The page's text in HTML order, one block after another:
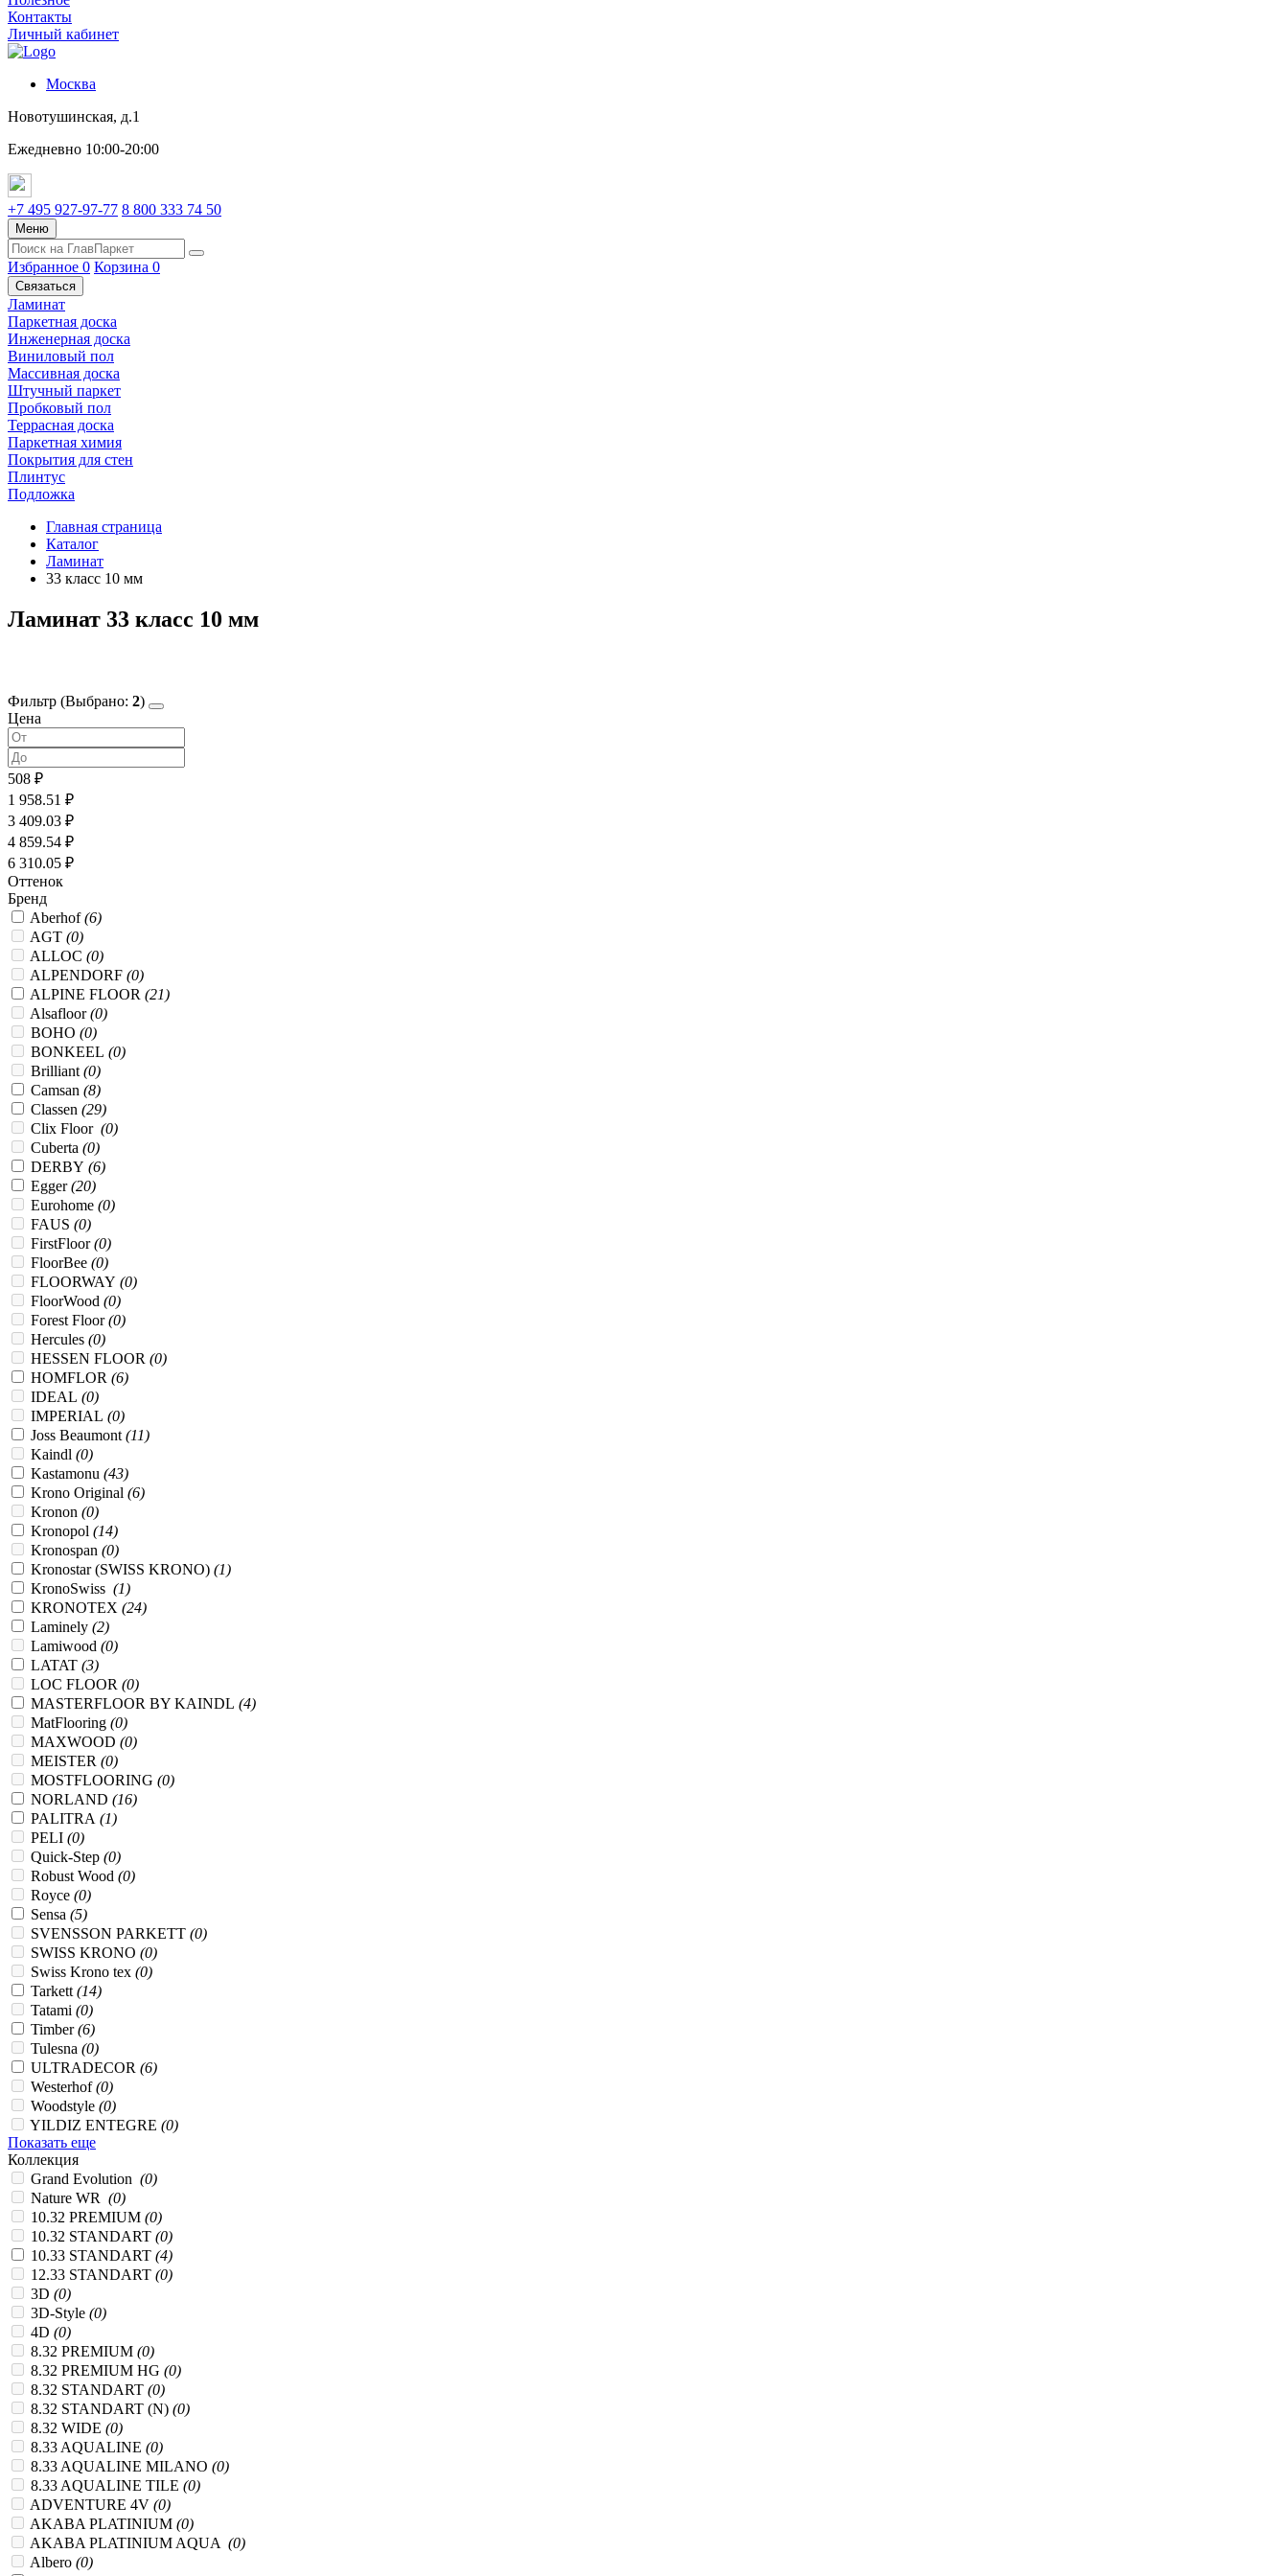
Контакты
Личный кабинет
Москва
Новотушинская, д.1
Ежедневно 10:00-20:00
+7 495 927-97-77 8 800 333 74 50
Меню
Избранное 0 Корзина 0
Связаться
Ламинат
Паркетная доска
Инженерная доска
Виниловый пол
Массивная доска
Штучный паркет
Пробковый пол
Террасная доска
Паркетная химия
Покрытия для стен
Плинтус
Подложка
Главная страница
Каталог
Ламинат
33 класс 10 мм
Ламинат 33 класс 10 мм
Фильтр (Выбрано: 2)
Цена
508 ₽
1 958.51 ₽
3 409.03 ₽
4 859.54 ₽
6 310.05 ₽
Оттенок
Бренд
Aberhof(6)
AGT (0)
ALLOC (0)
ALPENDORF (0)
ALPINE FLOOR (21)
Alsafloor(0)
BOHO (0)
BONKEEL (0)
Brilliant (0)
Camsan (8)
Classen (29)
Clix Floor (0)
Cuberta (0)
DERBY (6)
Egger(20)
Eurohome (0)
FAUS (0)
FirstFloor(0)
FloorBee (0)
FLOORWAY (0)
FloorWood (0)
Forest Floor(0)
Hercules (0)
HESSEN FLOOR (0)
HOMFLOR (6)
IDEAL (0)
IMPERIAL (0)
Joss Beaumont (11)
Kaindl (0)
Kastamonu (43)
Krono Original (6)
Kronon (0)
Kronopol (14)
Kronospan (0)
Kronostar (SWISS KRONO) (1)
KronoSwiss (1)
KRONOTEX (24)
Laminely (2)
Lamiwood (0)
LATAT (3)
LOC FLOOR (0)
MASTERFLOOR BY KAINDL (4)
MatFlooring (0)
MAXWOOD (0)
MEISTER (0)
MOSTFLOORING (0)
NORLAND (16)
PALITRA (1)
PELI (0)
Quick-Step (0)
Robust Wood (0)
Royce (0)
Sensa (5)
SVENSSON PARKETT (0)
SWISS KRONO (0)
Swiss Krono tex (0)
Tarkett (14)
Tatami (0)
Timber(6)
Tulesna (0)
ULTRADECOR (6)
Westerhof(0)
Woodstyle (0)
YILDIZ ENTEGRE (0)
Показать еще
Коллекция
Grand Evolution (0)
Nature WR (0)
10.32 PREMIUM (0)
10.32 STANDART (0)
10.33 STANDART (4)
12.33 STANDART (0)
3D (0)
3D-Style (0)
4D (0)
8.32 PREMIUM (0)
8.32 PREMIUM HG (0)
8.32 STANDART (0)
8.32 STANDART (N) (0)
8.32 WIDE (0)
8.33 AQUALINE (0)
8.33 AQUALINE MILANO (0)
8.33 AQUALINE TILE (0)
ADVENTURE 4V (0)
AKABA PLATINIUM (0)
AKABA PLATINIUM AQUA (0)
Albero (0)